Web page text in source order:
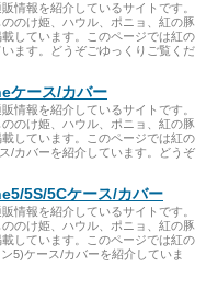
情報を紹介しているサイトです。
のけ姫、ハウル、ポニョ、紅の豚
しています。このページでは紅の
ます。どうぞごゆっくりご覧くだ
ケース/カバー
情報を紹介しているサイトです。
のけ姫、ハウル、ポニョ、紅の豚
しています。このページでは紅の
/カバーを紹介しています。どうぞ
5S/5Cケース/カバー
情報を紹介しているサイトです。
のけ姫、ハウル、ポニョ、紅の豚
しています。このページでは紅の
5)ケース/カバーを紹介していま